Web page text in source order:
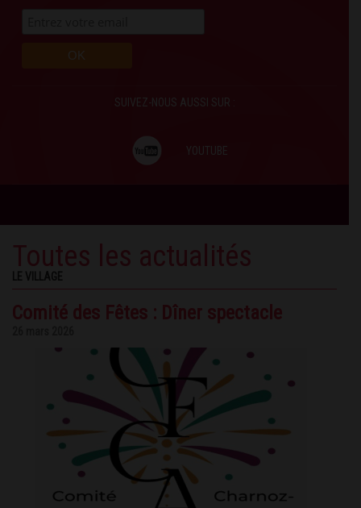
SUIVEZ-NOUS AUSSI SUR :
YOUTUBE
Toutes les actualités
LE VILLAGE
Comité des Fêtes : Dîner spectacle